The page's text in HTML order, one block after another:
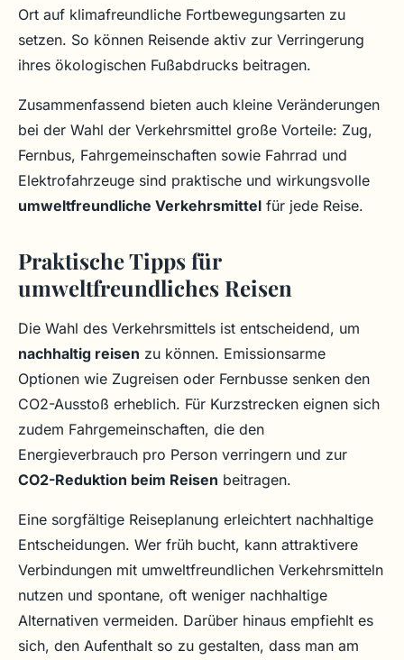
Ort auf klimafreundliche Fortbewegungsarten zu
setzen. So können Reisende aktiv zur Verringerung
ihres ökologischen Fußabdrucks beitragen.
Zusammenfassend bieten auch kleine Veränderungen
bei der Wahl der Verkehrsmittel große Vorteile: Zug,
Fernbus, Fahrgemeinschaften sowie Fahrrad und
Elektrofahrzeuge sind praktische und wirkungsvolle
umweltfreundliche Verkehrsmittel für jede Reise.
Praktische Tipps für
umweltfreundliches Reisen
Die Wahl des Verkehrsmittels ist entscheidend, um
nachhaltig reisen zu können. Emissionsarme
Optionen wie Zugreisen oder Fernbusse senken den
CO2-Ausstoß erheblich. Für Kurzstrecken eignen sich
zudem Fahrgemeinschaften, die den
Energieverbrauch pro Person verringern und zur
CO2-Reduktion beim Reisen beitragen.
Eine sorgfältige Reiseplanung erleichtert nachhaltige
Entscheidungen. Wer früh bucht, kann attraktivere
Verbindungen mit umweltfreundlichen Verkehrsmitteln
nutzen und spontane, oft weniger nachhaltige
Alternativen vermeiden. Darüber hinaus empfiehlt es
sich, den Aufenthalt so zu gestalten, dass man am